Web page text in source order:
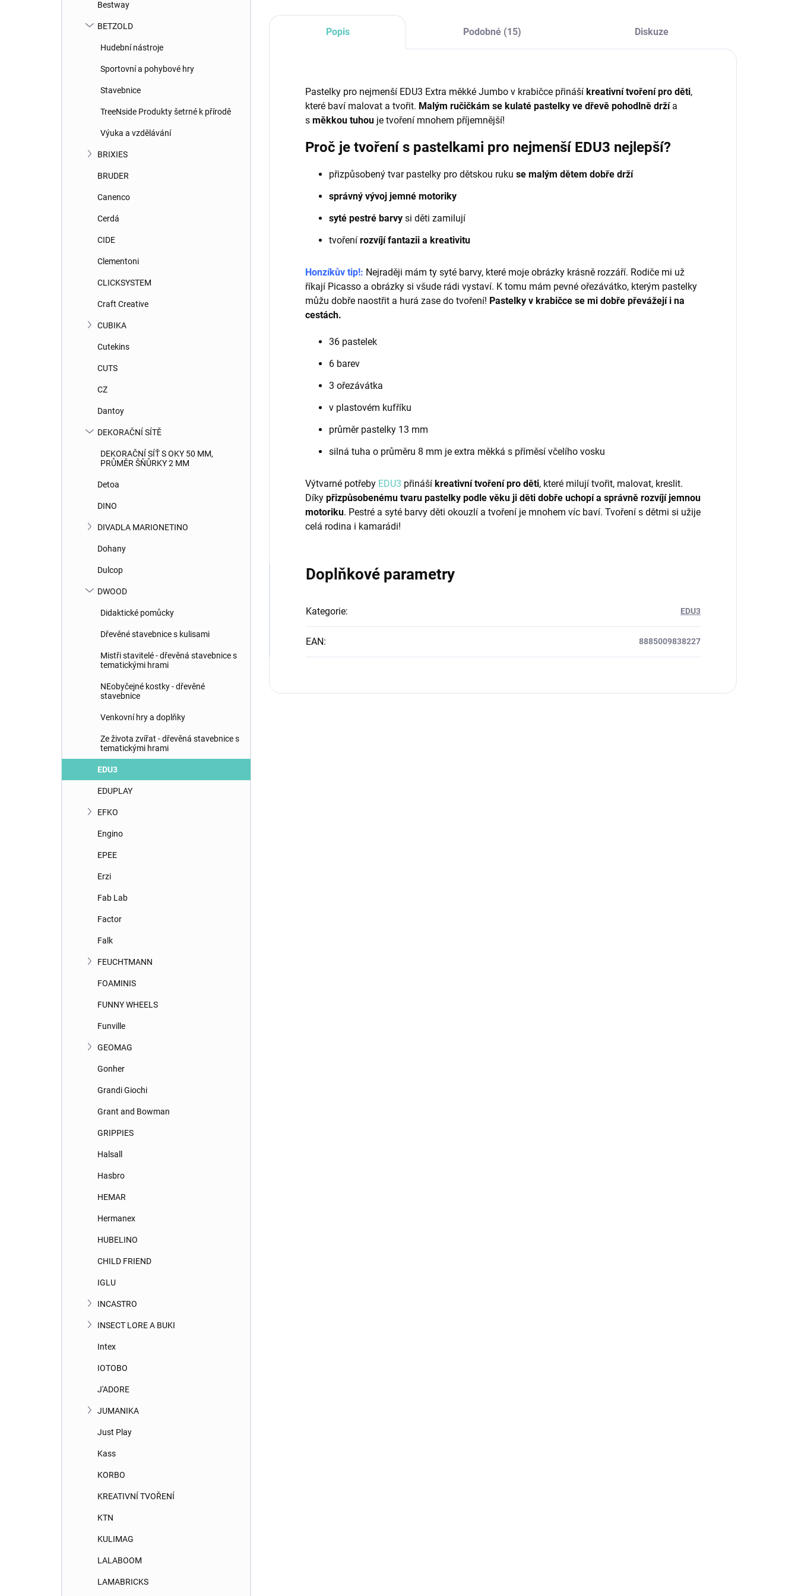
Bestway
BETZOLD
Hudební nástroje
Sportovní a pohybové hry
Stavebnice
TreeNside Produkty šetrné k přírodě
Výuka a vzdělávání
BRIXIES
BRUDER
Canenco
Cerdá
CIDE
Clementoni
CLICKSYSTEM
Craft Creative
CUBIKA
Cutekins
CUTS
CZ
Dantoy
DEKORAČNÍ SÍTĚ
DEKORAČNÍ SÍŤ S OKY 50 MM,
PRŮMĚR ŠŇŮRKY 2 MM
Detoa
DINO
DIVADLA MARIONETINO
Dohany
Dulcop
DWOOD
Didaktické pomůcky
Dřevěné stavebnice s kulisami
Mistři stavitelé - dřevěná stavebnice s
tematickými hrami
NEobyčejné kostky - dřevěné
stavebnice
Venkovní hry a doplňky
Ze života zvířat - dřevěná stavebnice s
tematickými hrami
EDU3
EDUPLAY
EFKO
Engino
EPEE
Erzi
Fab Lab
Factor
Falk
FEUCHTMANN
FOAMINIS
FUNNY WHEELS
Funville
GEOMAG
Gonher
Grandi Giochi
Grant and Bowman
GRIPPIES
Halsall
Hasbro
HEMAR
Hermanex
HUBELINO
CHILD FRIEND
IGLU
INCASTRO
INSECT LORE A BUKI
Intex
IOTOBO
J'ADORE
JUMANIKA
Just Play
Kass
KORBO
KREATIVNÍ TVOŘENÍ
KTN
KULIMAG
LALABOOM
LAMABRICKS
Popis Podobné (15) Diskuze
Pastelky pro nejmenší EDU3 Extra měkké Jumbo v krabičce přináší kreativní tvoření pro děti,
které baví malovat a tvořit. Malým ručičkám se kulaté pastelky ve dřevě pohodlně držía
s měkkou tuhou je tvoření mnohem příjemnější!
Proč je tvoření s pastelkami pro nejmenší EDU3 nejlepší?
přizpůsobený tvar pastelky pro dětskou ruku se malým dětem dobře drží
správný vývoj jemné motoriky
syté pestré barvy si děti zamilují
tvoření rozvíjí fantazii a kreativitu
Honzíkův tip!: Nejraději mám ty syté barvy, které moje obrázky krásně rozzáří. Rodiče mi už
říkají Picasso a obrázky si všude rádi vystaví. K tomu mám pevné ořezávátko, kterým pastelky
můžu dobře naostřit a hurá zase do tvoření! Pastelky v krabičce se mi dobře převážejí i na
cestách.
36 pastelek
6 barev
3 ořezávátka
v plastovém kufříku
průměr pastelky 13 mm
silná tuha o průměru 8 mm je extra měkká s příměsí včelího vosku
Výtvarné potřeby EDU3 přináší kreativní tvoření pro děti, které milují tvořit, malovat, kreslit.
Díky přizpůsobenému tvaru pastelky podle věku ji děti dobře uchopí a správně rozvíjí jemnou
motoriku. Pestré a syté barvy děti okouzlí a tvoření je mnohem víc baví. Tvoření s dětmi si užije
celá rodina i kamarádi!
Doplňkové parametry
Kategorie: EDU3
EAN: 8885009838227